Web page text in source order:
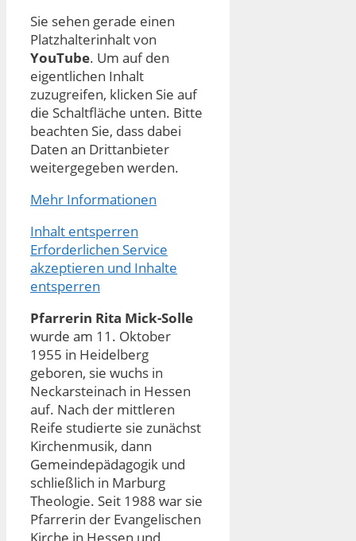
Sie sehen gerade einen
Platzhalterinhalt von
YouTube. Um auf den
eigentlichen Inhalt
zuzugreifen, klicken Sie auf
die Schaltfläche unten. Bitte
beachten Sie, dass dabei
Daten an Drittanbieter
weitergegeben werden.
Mehr Informationen
Inhalt entsperren
Erforderlichen Service
akzeptieren und Inhalte
entsperren
Pfarrerin Rita Mick-Solle
wurde am 11. Oktober
1955 in Heidelberg
geboren, sie wuchs in
Neckarsteinach in Hessen
auf. Nach der mittleren
Reife studierte sie zunächst
Kirchenmusik, dann
Gemeindepädagogik und
schließlich in Marburg
Theologie. Seit 1988 war sie
Pfarrerin der Evangelischen